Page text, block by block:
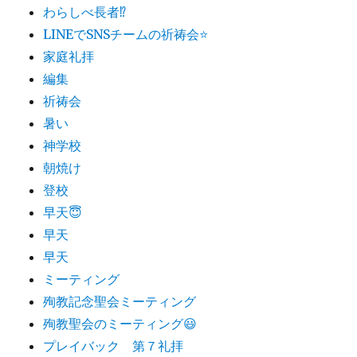
わらしべ長者⁉︎
LINEでSNSチームの祈祷会⭐
家庭礼拝
編集
祈祷会
暑い
神学校
朝焼け
登校
早天😇
早天
早天
ミーティング
殉教記念聖会ミーティング
殉教聖会のミーティング😃
プレイバック 第７礼拝